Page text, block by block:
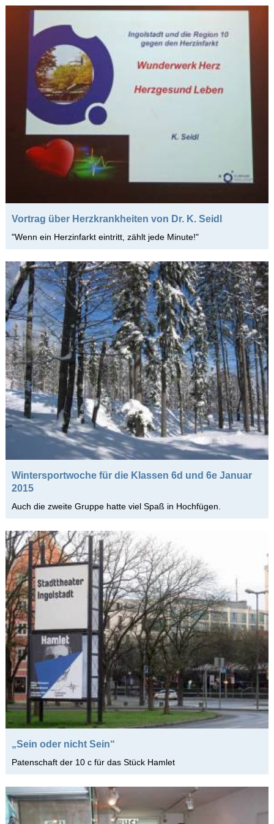
Vortrag über Herzkrankheiten von Dr. K. Seidl
"Wenn ein Herzinfarkt eintritt, zählt jede Minute!"
Wintersportwoche für die Klassen 6d und 6e Januar
2015
Auch die zweite Gruppe hatte viel Spaß in Hochfügen.
„Sein oder nicht Sein“
Patenschaft der 10 c für das Stück Hamlet